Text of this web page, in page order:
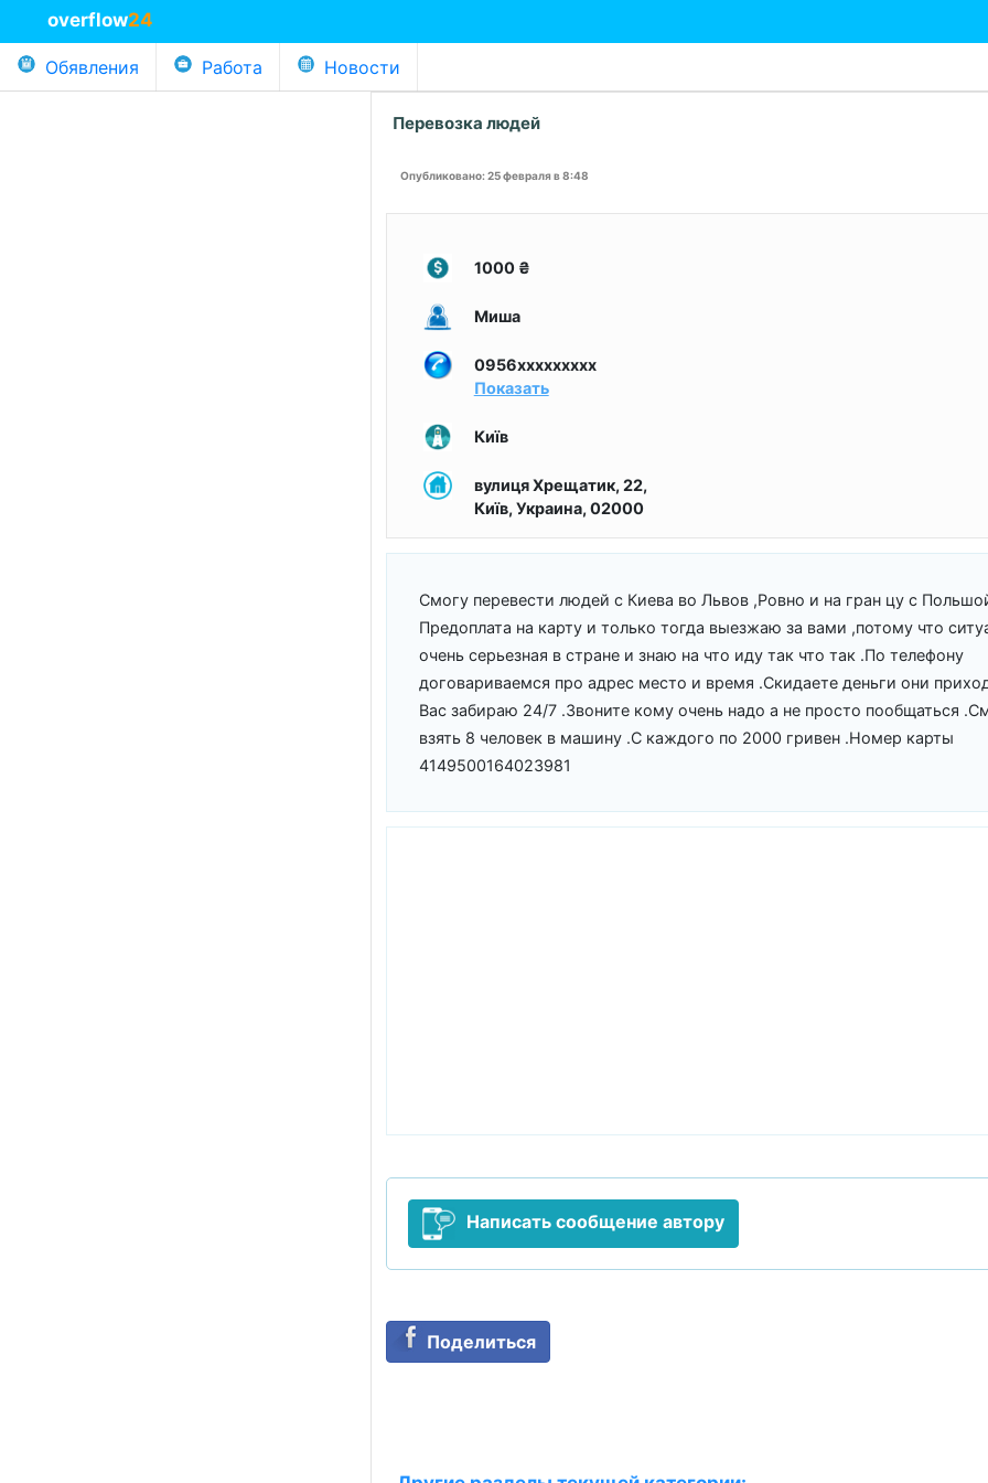
overflow24
Обявления Работа Новости
Перевозка людей
Опубликовано: 25 февраля в 8:48
1000 ₴
Миша
0956xxxxxxxxx
Показать
Київ
вулиця Хрещатик, 22,
Київ, Украина, 02000
Смогу перевести людей с Киева во Львов ,Ровно и на гран цу с
Предоплата на карту и только тогда выезжаю за вами ,потому что
очень серьезная в стране и знаю на что иду так что так .По телефону
договариваемся про адрес место и время .Скидаете деньги они
Вас забираю 24/7 .Звоните кому очень надо а не просто пообщаться
взять 8 человек в машину .С каждого по 2000 гривен .Номер карты
4149500164023981
Написать сообщение автору
Поделиться